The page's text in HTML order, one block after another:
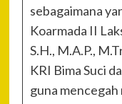
sebagaimana
Koarmada II
S.H., M.A.P.,
KRI Bima Suci
guna